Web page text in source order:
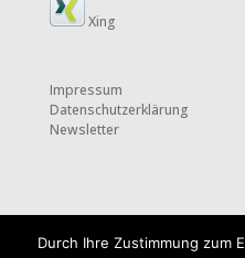
Xing
Impressum
Datenschutzerklärung
Newsletter
Durch Ihre Zustimmung zum